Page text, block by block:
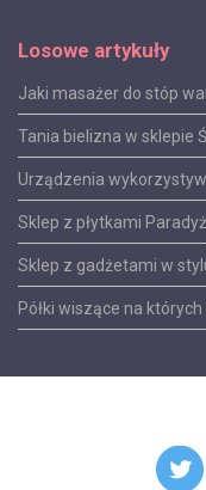
Losowe artykuły
Jaki masażer do stóp
Tania bielizna w sklepie
Urządzenia
Sklep z płytkami Paradyż
Sklep z gadżetami w
Półki wiszące na których